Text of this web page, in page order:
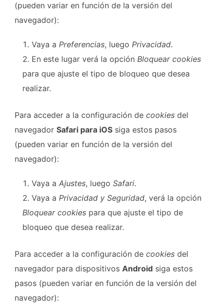
(pueden variar en función de la versión del
navegador):
Vaya a Preferencias, luego Privacidad.
En este lugar verá la opción Bloquear cookies
para que ajuste el tipo de bloqueo que desea
realizar.
Para acceder a la configuración de cookies del
navegador Safari para iOS siga estos pasos
(pueden variar en función de la versión del
navegador):
Vaya a Ajustes, luego Safari.
Vaya a Privacidad y Seguridad, verá la opción
Bloquear cookies para que ajuste el tipo de
bloqueo que desea realizar.
Para acceder a la configuración de cookies del
navegador para dispositivos Android siga estos
pasos (pueden variar en función de la versión del
navegador):